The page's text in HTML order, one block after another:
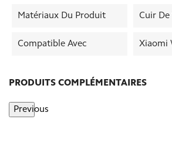
Matériaux Du Produit Cuir De
Compatible Avec Xiaomi
PRODUITS COMPLÉMENTAIRES
Previous